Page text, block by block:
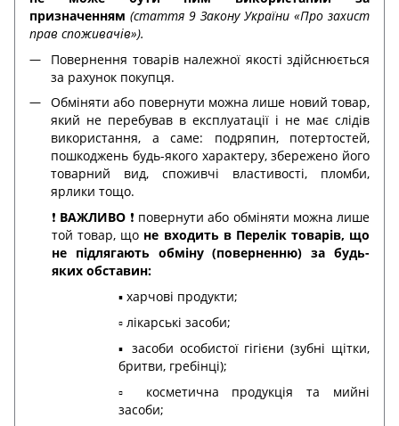
призначенням (стаття 9 Закону України «Про захист
прав споживачів»).
Повернення товарів належної якості здійснюється
за рахунок покупця.
Обміняти або повернути можна лише новий товар,
який не перебував в експлуатації і не має слідів
використання, а саме: подряпин, потертостей,
пошкоджень будь-якого характеру, збережено його
товарний вид, споживчі властивості, пломби,
ярлики тощо.
❗️ ВАЖЛИВО ❗️ повернути або обміняти можна лише
той товар, що не входить в Перелік товарів, що
не підлягають обміну (поверненню) за будь-
яких обставин:
▪️ харчові продукти;
▫️ лікарські засоби;
▪️ засоби особистої гігієни (зубні щітки,
бритви, гребінці);
▫️ косметична продукція та мийні
засоби;